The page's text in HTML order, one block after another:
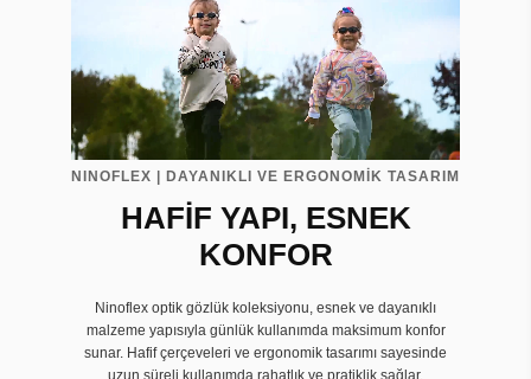
NINOFLEX | DAYANIKLI VE ERGONOMİK TASARIM
HAFİF YAPI, ESNEK
KONFOR
Ninoflex optik gözlük koleksiyonu, esnek ve dayanıklı
malzeme yapısıyla günlük kullanımda maksimum konfor
sunar. Hafif çerçeveleri ve ergonomik tasarımı sayesinde
uzun süreli kullanımda rahatlık ve pratiklik sağlar.